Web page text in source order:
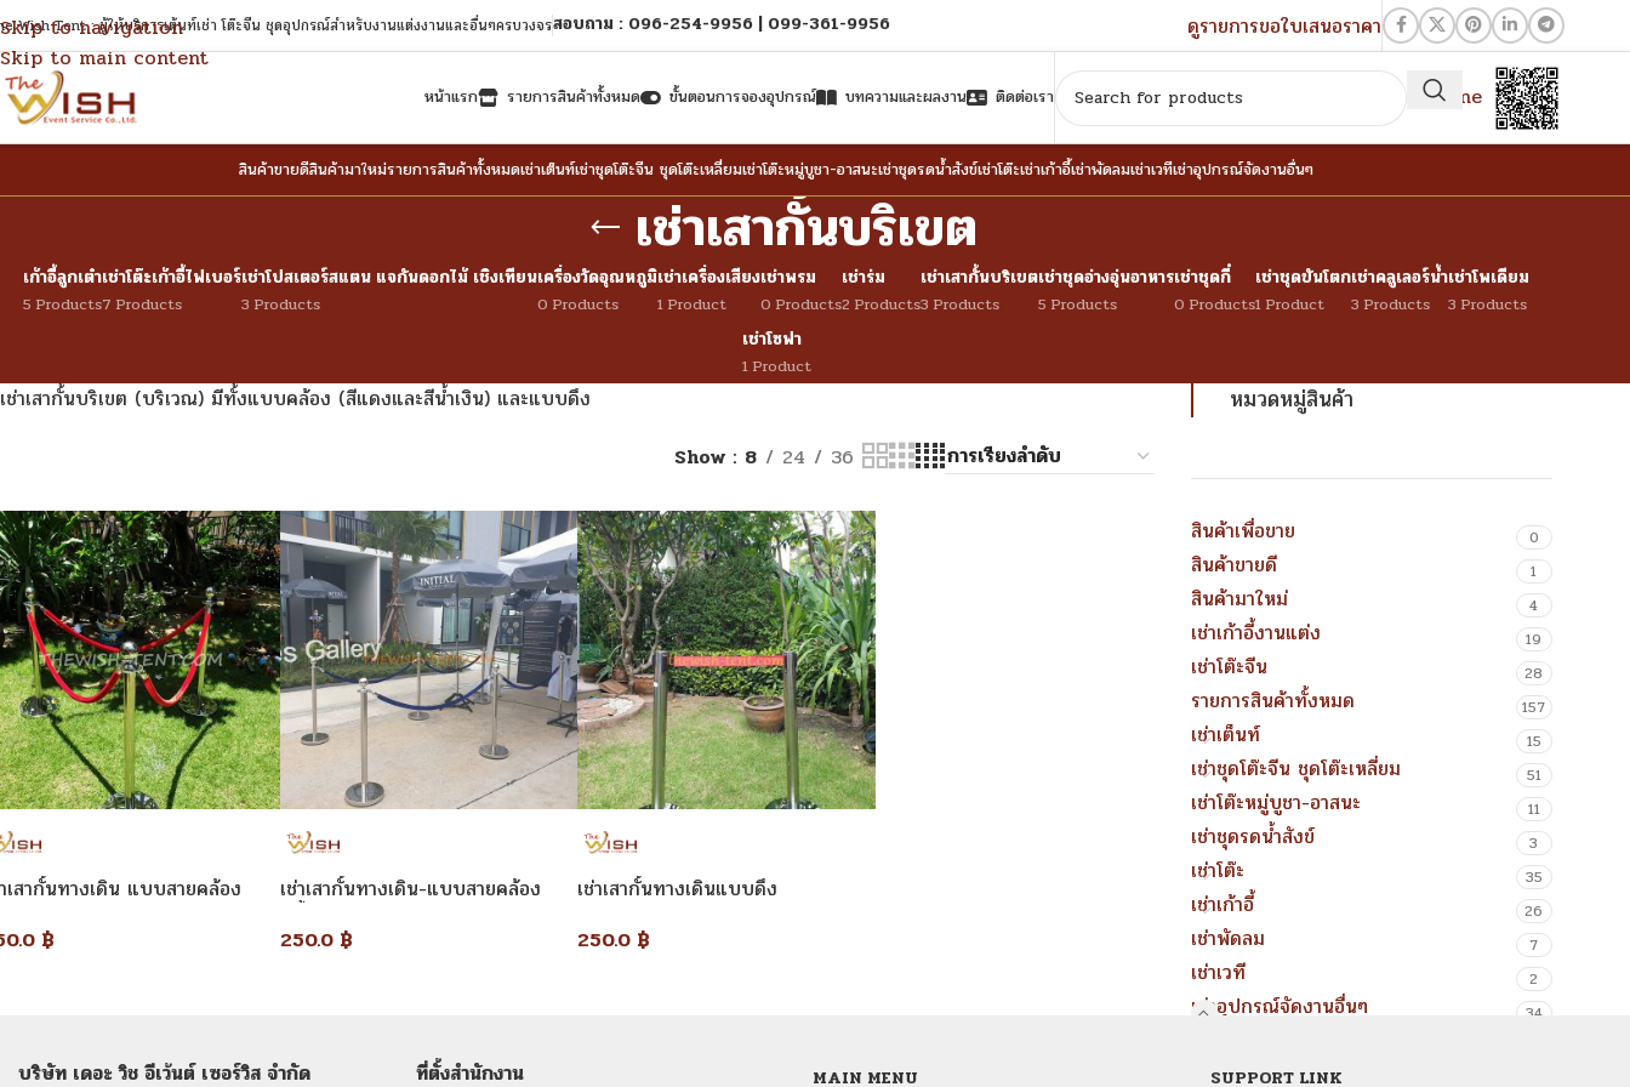
Skip to navigation
Skip to main content
Wish Tent : ผู้ให้บริการเต้นท์เช่า โต๊ะจีน ชุดอุปกรณ์สำหรับงานแต่งงานและอื่นๆครบวงจรสอบถาม : 096-254-9956 | 099-361-9956 ดูรายการขอใบเสนอราคา
หน้าแรก รายการสินค้าทั้งหมด ขั้นตอนการจองอุปกรณ์ บทความและผลงาน ติดต่อเรา QR-Line
สินค้าขายดีสินค้ามาใหม่รายการสินค้าทั้งหมดเช่าเต็นท์เช่าชุดโต๊ะจีน ชุดโต๊ะเหลี่ยมเช่าโต๊ะหมู่บูชา-อาสนะเช่าชุดรดน้ำสังข์เช่าโต๊ะเช่าเก้าอี้เช่าพัดลมเช่าเวทีเช่าอุปกรณ์จัดงานอื่นๆ
เช่าเสากั้นบริเขต
เก้าอี้ลูกเต๋า
5 Products
เช่าโต๊ะเก้าอี้ไฟเบอร์
7 Products
เช่าโปสเตอร์สแตน แจกันดอกไม้ เชิงเทียน
3 Products
เครื่องวัดอุณหภูมิ
0 Products
เช่าเครื่องเสียง
1 Product
เช่าพรม
0 Products
เช่าร่ม
2 Products
เช่าเสากั้นบริเขต
3 Products
เช่าชุดอ่างอุ่นอาหาร
5 Products
เช่าชุดกี๋
0 Products
เช่าชุดขันโตก
1 Product
เช่าคลูเลอร์น้ำ
3 Products
เช่าโพเดียม
3 Products
เช่าโซฟา
1 Product
เช่าเสากั้นบริเขต (บริเวณ) มีทั้งแบบคล้อง (สีแดงและสีน้ำเงิน) และแบบดึง
Show
8 24 36
เสากั้นทางเดิน แบบสายคล้อง
฿
เช่าเสากั้นทางเดิน-แบบสายคล้อง
250.0 ฿
เช่าเสากั้นทางเดินแบบดึง
250.0 ฿
หมวดหมู่สินค้า
สินค้าเพื่อขาย 0
สินค้าขายดี 1
สินค้ามาใหม่ 4
เช่าเก้าอี้งานแต่ง 19
เช่าโต๊ะจีน 28
รายการสินค้าทั้งหมด 157
เช่าเต็นท์ 15
เช่าชุดโต๊ะจีน ชุดโต๊ะเหลี่ยม 51
เช่าโต๊ะหมู่บูชา-อาสนะ 11
เช่าชุดรดน้ำสังข์ 3
เช่าโต๊ะ 35
เช่าเก้าอี้ 26
เช่าพัดลม 7
เช่าเวที 2
เช่าอุปกรณ์จัดงานอื่นๆ 34
บริษัท เดอะ วิช อีเว้นต์ เซอร์วิส จำกัด ที่ตั้งสำนักงาน MAIN MENU SUPPORT LINK